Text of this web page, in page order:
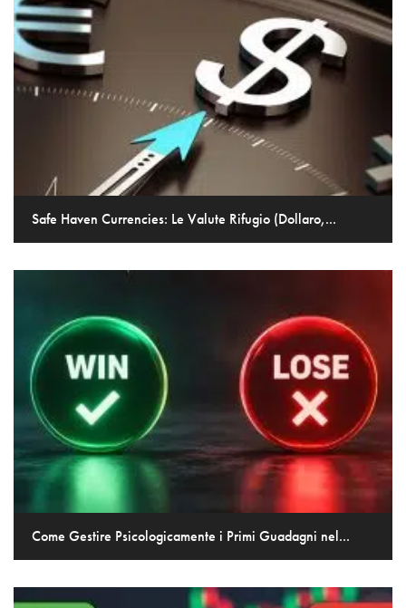
Safe Haven Currencies: Le Valute Rifugio (Dollaro,...
Come Gestire Psicologicamente i Primi Guadagni nel...